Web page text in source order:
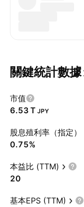
關鍵統計數據
市值
‪6.53 T‬ JPY
股息殖利率（指定）
0.75%
本益比 (TTM)
20
基本EPS (TTM)